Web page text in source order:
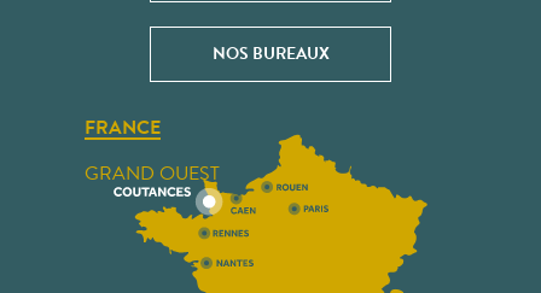
NOS BUREAUX
FRANCE
GRAND OUEST